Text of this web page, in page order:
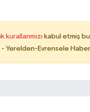
kurallarımızı kabul etmiş
Yerelden-Evrensele